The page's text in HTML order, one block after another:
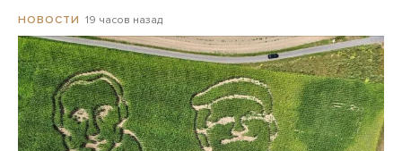
НОВОСТИ 19 часов назад